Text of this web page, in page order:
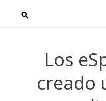
Los
creado